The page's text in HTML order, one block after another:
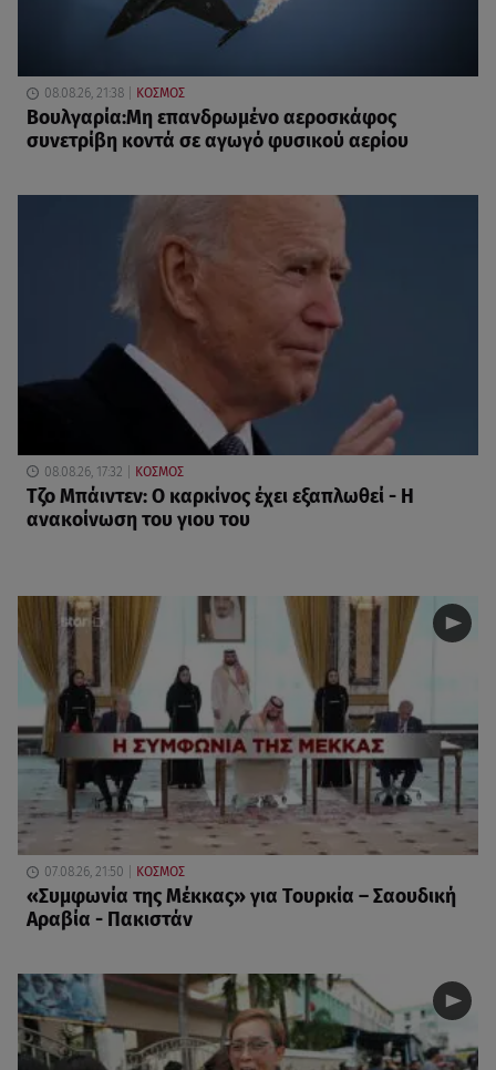
08.08.26, 21:38 ΚΟΣΜΟΣ
Βουλγαρία:Μη επανδρωμένο αεροσκάφος
συνετρίβη κοντά σε αγωγό φυσικού αερίου
08.08.26, 17:32 ΚΟΣΜΟΣ
Τζο Μπάιντεν: Ο καρκίνος έχει εξαπλωθεί - Η
ανακοίνωση του γιου του
07.08.26, 21:50 ΚΟΣΜΟΣ
«Συμφωνία της Μέκκας» για Τουρκία – Σαουδική
Αραβία - Πακιστάν